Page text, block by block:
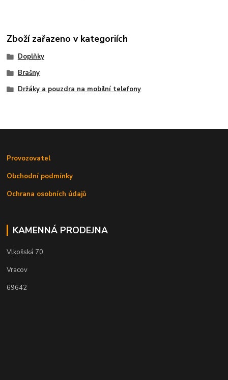
Zboží zařazeno v kategoriích
Doplňky
Brašny
Držáky a pouzdra na mobilní telefony
Provozovatel
Obchodní podmínky
Ochrana osobních údajů
KAMENNÁ PRODEJNA
Vlkošská 70
Vracov
69642